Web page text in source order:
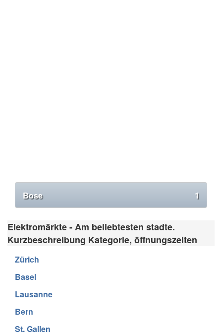
Bose 1
Elektromärkte - Am beliebtesten stadte.
Kurzbeschreibung Kategorie, öffnungszeiten
Zürich
Basel
Lausanne
Bern
St. Gallen